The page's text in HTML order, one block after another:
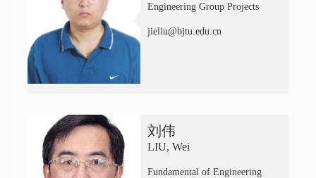
Engineering Group Projects
jieliu@bjtu.edu.cn
刘伟
LIU, Wei
Fundamental of Engineering